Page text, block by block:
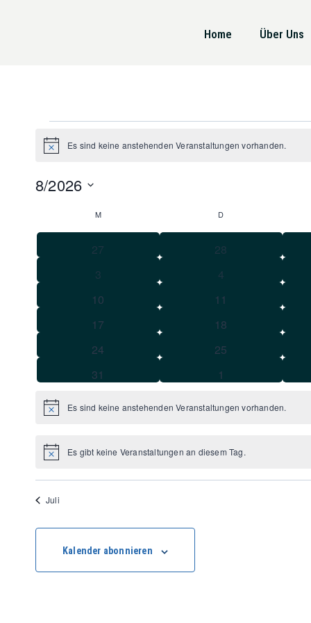
Home Über Uns
HinweisEs sind keine anstehenden Veranstaltungen vorhanden.
8/2026
Kalender
von
Veranstaltungen
M D
0
Veranstaltungen
27
0
Veranstaltungen
28
0
Veranstaltungen
3
0
Veranstaltungen
4
0
Veranstaltungen
10
0
Veranstaltungen
11
0
Veranstaltungen
17
0
Veranstaltungen
18
0
Veranstaltungen
24
0
Veranstaltungen
25
0
31
01
HinweisEs sind keine anstehenden Veranstaltungen vorhanden.
HinweisEs gibt keine Veranstaltungen an diesem Tag.
Juli
Kalender abonnieren